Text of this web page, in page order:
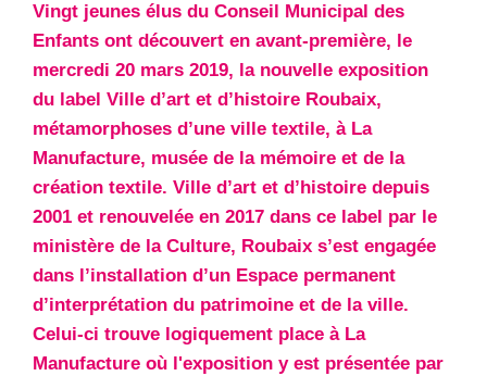
Vingt jeunes élus du Conseil Municipal des
Enfants ont découvert en avant-première, le
mercredi 20 mars 2019, la nouvelle exposition
du label Ville d’art et d’histoire Roubaix,
métamorphoses d’une ville textile, à La
Manufacture, musée de la mémoire et de la
création textile. Ville d’art et d’histoire depuis
2001 et renouvelée en 2017 dans ce label par le
ministère de la Culture, Roubaix s’est engagée
dans l’installation d’un Espace permanent
d’interprétation du patrimoine et de la ville.
Celui-ci trouve logiquement place à La
Manufacture où l'exposition y est présentée par